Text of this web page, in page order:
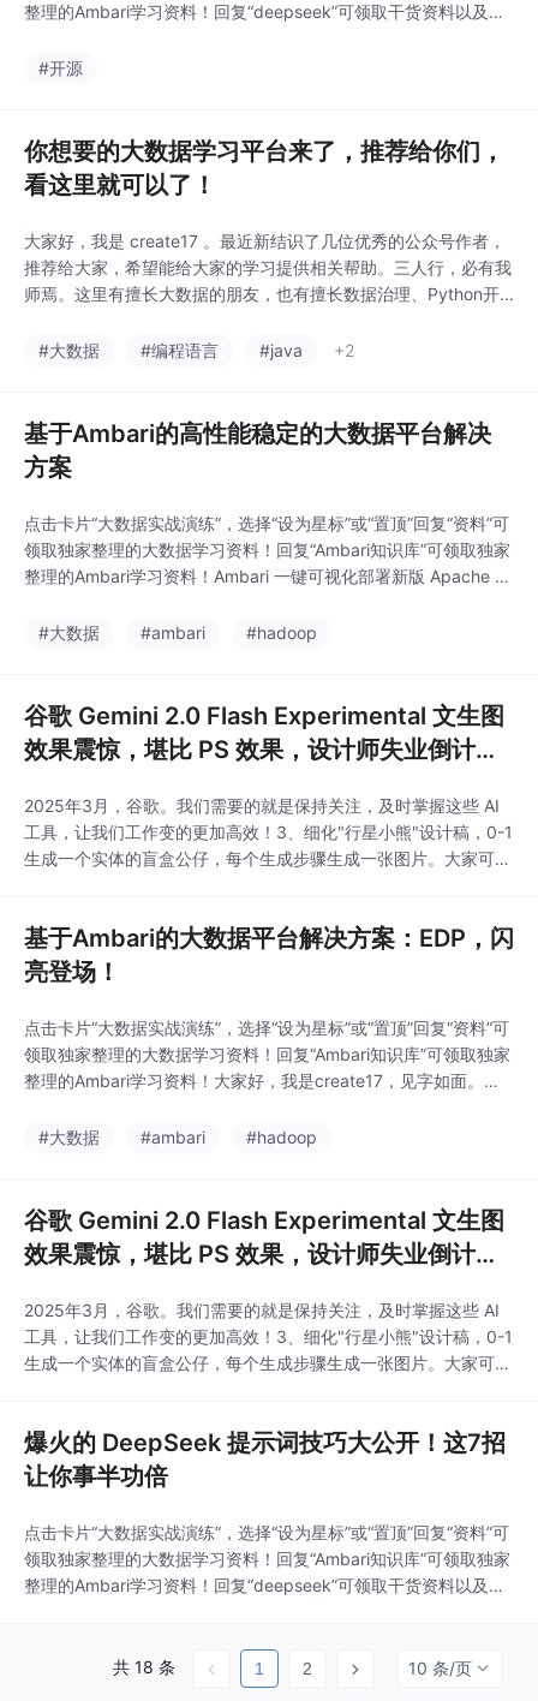
整理的Ambari学习资料！回复“deepseek”可领取干货资料以及知
800算力极限，AI推理速度飙升2025年2月24日，DeepSeek正式
#开源
你想要的大数据学习平台来了，推荐给你们，
看这里就可以了！
大家好，我是 create17 。最近新结识了几位优秀的公众号作者，
推荐给大家，希望能给大家的学习提供相关帮助。三人行，必有我
师焉。这里有擅长大数据的朋友，也有擅长数据治理、Python开...
#大数据 #编程语言 #java +2
基于Ambari的高性能稳定的大数据平台解决
方案
点击卡片“大数据实战演练”，选择“设为星标”或“置顶”回复“资料”可
领取独家整理的大数据学习资料！回复“Ambari知识库”可领取独家
整理的Ambari学习资料！Ambari 一键可视化部署新版 Apache H
新，您的不二选择！十年专业积淀，为您的数据价值保驾护航专注
#大数据 #ambari #hadoop
谷歌 Gemini 2.0 Flash Experimental 文生图
效果震惊，堪比 PS 效果，设计师失业倒计
2025年3月，谷歌。我们需要的就是保持关注，及时掌握这些 AI
工具，让我们工作变的更加高效！3、细化"行星小熊"设计稿，0-1
生成一个实体的盲盒公仔，每个生成步骤生成一张图片。大家可以
一直行动，剩下的交给时间。了问题，如果想了解 DeepSeek 的
前沿信息，或者想交流。
基于Ambari的大数据平台解决方案：EDP，闪
亮登场！
点击卡片“大数据实战演练”，选择“设为星标”或“置顶”回复“资料”可
领取独家整理的大数据学习资料！回复“Ambari知识库”可领取独家
整理的Ambari学习资料！大家好，我是create17，见字如面。今
队精心打造而成。能通过 Ambari 快速可视化部署新版 Apache H
#大数据 #ambari #hadoop
谷歌 Gemini 2.0 Flash Experimental 文生图
效果震惊，堪比 PS 效果，设计师失业倒计
2025年3月，谷歌。我们需要的就是保持关注，及时掌握这些 AI
工具，让我们工作变的更加高效！3、细化"行星小熊"设计稿，0-1
生成一个实体的盲盒公仔，每个生成步骤生成一张图片。大家可以
一直行动，剩下的交给时间。了问题，如果想了解 DeepSeek 的
前沿信息，或者想交流。
爆火的 DeepSeek 提示词技巧大公开！这7招
让你事半功倍
点击卡片“大数据实战演练”，选择“设为星标”或“置顶”回复“资料”可
领取独家整理的大数据学习资料！回复“Ambari知识库”可领取独家
整理的Ambari学习资料！回复“deepseek”可领取干货资料以及知
你深度揭秘 DeepSeek 的 7 大提示词技巧，从基础操作到
共 18 条 1 2 10 条/页